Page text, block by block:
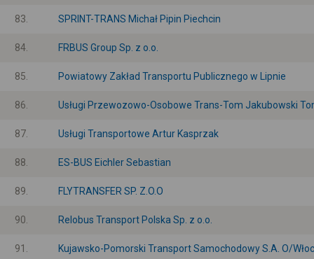
83. SPRINT-TRANS Michał Pipin Piechcin
84. FRBUS Group Sp. z o.o.
85. Powiatowy Zakład Transportu Publicznego w Lipnie
86. Usługi Przewozowo-Osobowe Trans-Tom Jakubowski
87. Usługi Transportowe Artur Kasprzak
88. ES-BUS Eichler Sebastian
89. FLYTRANSFER SP. Z.O.O
90. Relobus Transport Polska Sp. z o.o.
91. Kujawsko-Pomorski Transport Samochodowy S.A. O/